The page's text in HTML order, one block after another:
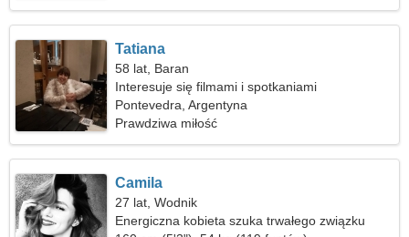
Tatiana
58 lat, Baran
Interesuje się filmami i spotkaniami
Pontevedra, Argentyna
Prawdziwa miłość
Camila
27 lat, Wodnik
Energiczna kobieta szuka trwałego związku